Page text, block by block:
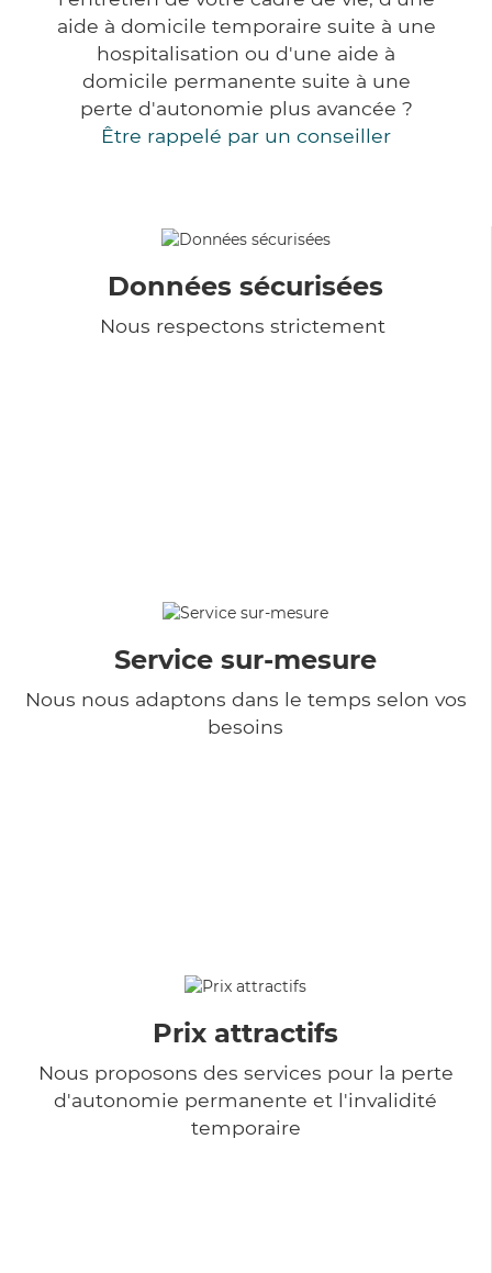
aide à domicile temporaire suite à une
hospitalisation ou d'une aide à
domicile permanente suite à une
perte d'autonomie plus avancée ?
Être rappelé par un conseiller
Données sécurisées
Nous respectons strictement
Service sur-mesure
Nous nous adaptons dans le temps selon vos
besoins
Prix attractifs
Nous proposons des services pour la perte
d'autonomie permanente et l'invalidité
temporaire